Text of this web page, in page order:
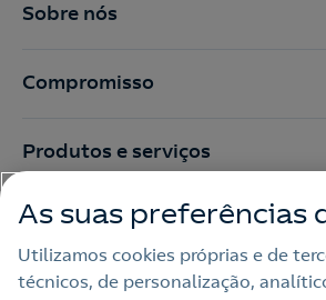
Sobre nós
Compromisso
Produtos e serviços
Trabalhar na Repsol
Sala de imprensa
As suas preferências
Utilizamos cookies próprias e de
técnicos, de personalização,